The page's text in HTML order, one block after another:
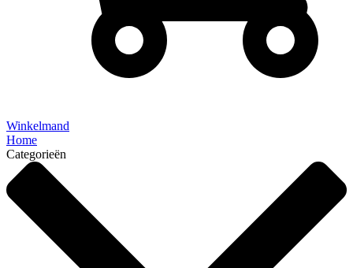
Winkelmand
Home
Categorieën